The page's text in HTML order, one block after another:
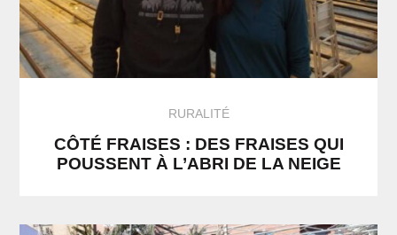
RURALITÉ
CÔTÉ FRAISES : DES FRAISES QUI
POUSSENT À L’ABRI DE LA NEIGE